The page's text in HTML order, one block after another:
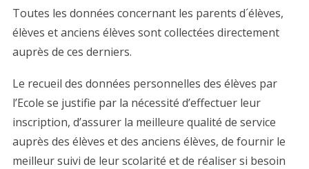
Toutes les données concernant les parents d´élèves,
élèves et anciens élèves sont collectées directement
auprès de ces derniers.
Le recueil des données personnelles des élèves par
l’Ecole se justifie par la nécessité d’effectuer leur
inscription, d’assurer la meilleure qualité de service
auprès des élèves et des anciens élèves, de fournir le
meilleur suivi de leur scolarité et de réaliser si besoin